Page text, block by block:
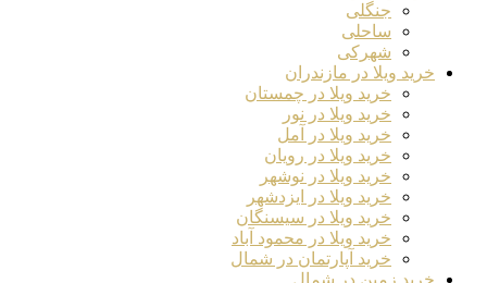
جنگلی
ساحلی
شهرکی
خرید ویلا در مازندران
خرید ویلا در چمستان
خرید ویلا در نور
خرید ویلا در آمل
خرید ویلا در رویان
خرید ویلا در نوشهر
خرید ویلا در ایزدشهر
خرید ویلا در سیسنگان
خرید ویلا در محمود آباد
خرید آپارتمان در شمال
خرید زمین در شمال